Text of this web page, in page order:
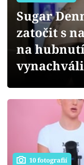
Videa
Sledujte
Sugar
zatočit s
na
10 fotografií